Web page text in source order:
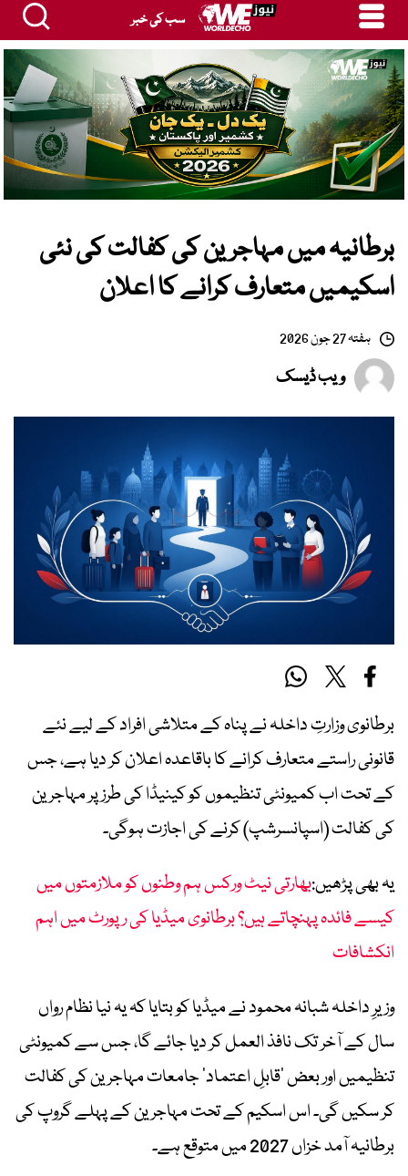
سب کی خبر
برطانیہ میں مہاجرین کی کفالت کی نئی
اسکیمیں متعارف کرانے کا اعلان
ہفتہ 27 جون 2026
ویب ڈیسک
برطانوی وزارتِ داخلہ نے پناہ کے متلاشی افراد کے لیے نئے
قانونی راستے متعارف کرانے کا باقاعدہ اعلان کر دیا ہے، جس
کے تحت اب کمیونٹی تنظیموں کو کینیڈا کی طرز پر مہاجرین
کی کفالت (اسپانسرشپ) کرنے کی اجازت ہوگی۔
یہ بھی پڑھیں:بھارتی نیٹ ورکس ہم وطنوں کو ملازمتوں میں
کیسے فائدہ پہنچاتے ہیں؟ برطانوی میڈیا کی رپورٹ میں اہم
انکشافات
وزیرِ داخلہ شبانہ محمود نے میڈیا کو بتایا کہ یہ نیا نظام رواں
سال کے آخر تک نافذ العمل کر دیا جائے گا، جس سے کمیونٹی
تنظیمیں اور بعض ’قابلِ اعتماد‘ جامعات مہاجرین کی کفالت
کر سکیں گی۔ اس اسکیم کے تحت مہاجرین کے پہلے گروپ کی
برطانیہ آمد خزاں 2027 میں متوقع ہے۔